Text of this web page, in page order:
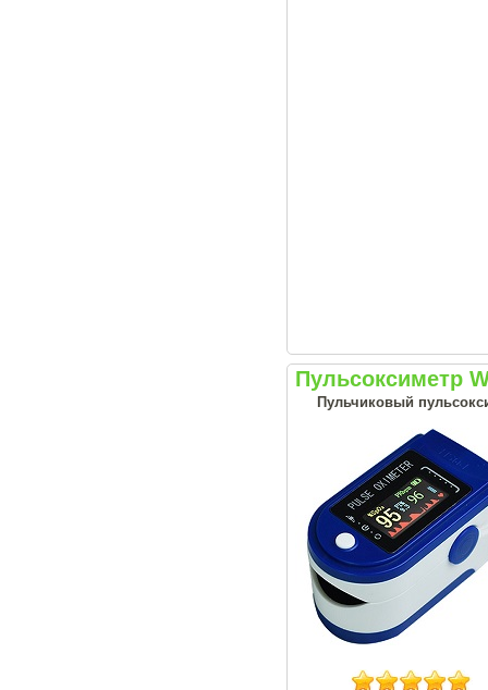
Пульсоксиметр
Пульчиковый